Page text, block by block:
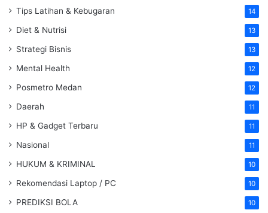
Tips Latihan & Kebugaran 14
Diet & Nutrisi 13
Strategi Bisnis 13
Mental Health 12
Posmetro Medan 12
Daerah 11
HP & Gadget Terbaru 11
Nasional 11
HUKUM & KRIMINAL 10
Rekomendasi Laptop / PC 10
PREDIKSI BOLA 10